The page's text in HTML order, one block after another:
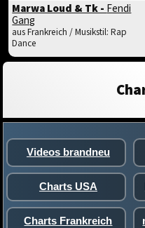
Marwa Loud & Tk -Fendi
Gang
aus Frankreich / Musikstil: Rap
Dance
Videos brandneu
Charts USA
Charts Frankreich